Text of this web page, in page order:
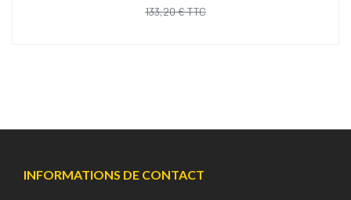
133,20 € TTC
INFORMATIONS DE CONTACT